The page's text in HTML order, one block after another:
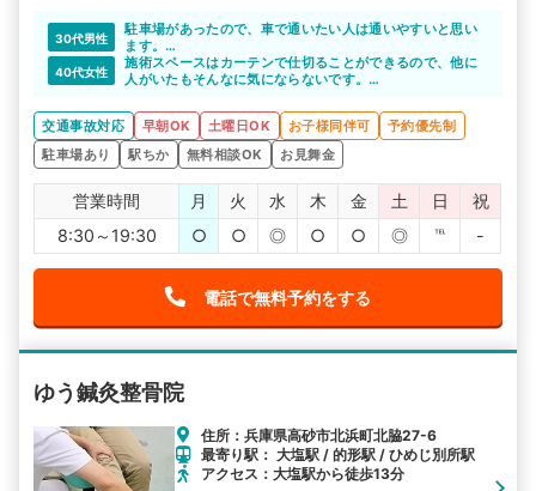
30代男性
駐車場があったので、車で通いたい人は通いやすいと思い
ます。
予約もとりやすく、病院みたいに待たなくていいので助か
りました。
40代女性
施術スペースはカーテンで仕切ることができるので、他に
人がいたもそんなに気にならないです。
ません。
交通事故対応 早朝OK 土曜日OK お子様同伴可
予約優先制
駐車場あり
駅ちか 無料相談OK お見舞金
営業時間 月 火 水 木 金 土 日
祝
8:30～19:30
○ ○ ◎ ○ ○ ◎ ℡ -
電話で無料予約をする
ゆう鍼灸整骨院
住所：兵庫県高砂市北浜町北脇27-6
最寄り駅： 大塩駅 / 的形駅 / ひめじ別所駅
アクセス：大塩駅から徒歩13分